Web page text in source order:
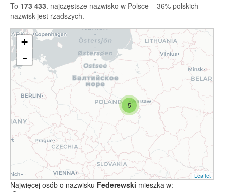
To 173 433. najczęstsze nazwisko w Polsce – 36% polskich
nazwisk jest rzadszych.
5
+
-
Leaflet
Najwięcej osób o nazwisku Federewski mieszka w: